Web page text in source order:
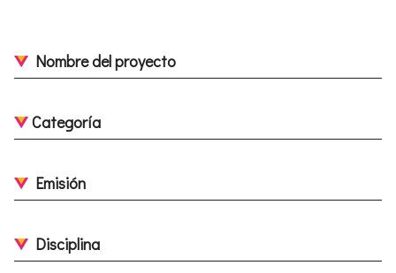
Nombre del proyecto
Categoría
Emisión
Disciplina